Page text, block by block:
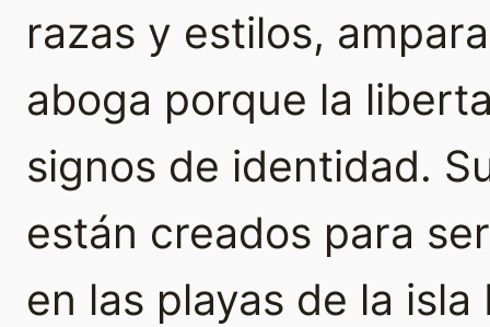
razas y estilos,
aboga porque la
signos de identidad.
están creados para
en las playas de la